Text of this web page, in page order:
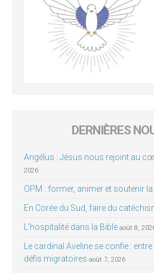
DERNIÈRES
Angélus : Jésus nous rejoint au
2026
OPM : former, animer et soutenir
En Corée du Sud, faire du
L’hospitalité dans la Bible août 8,
Le cardinal Aveline se confie :
défis migratoires août 7, 2026